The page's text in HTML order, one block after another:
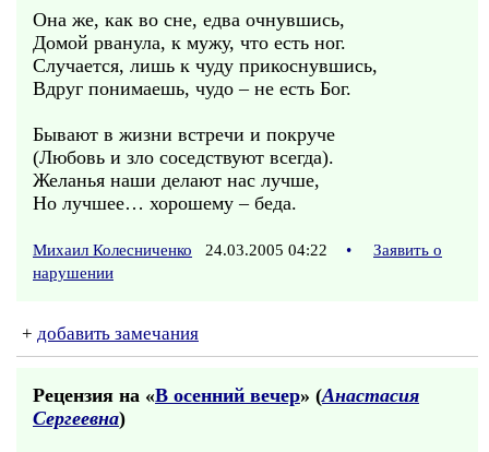
Она же, как во сне, едва очнувшись,
Домой рванула, к мужу, что есть ног.
Случается, лишь к чуду прикоснувшись,
Вдруг понимаешь, чудо – не есть Бог.
Бывают в жизни встречи и покруче
(Любовь и зло соседствуют всегда).
Желанья наши делают нас лучше,
Но лучшее… хорошему – беда.
Михаил Колесниченко 24.03.2005 04:22 •
Заявить о
нарушении
+ добавить замечания
Рецензия на «В осенний вечер» (Анастасия
Сергеевна)